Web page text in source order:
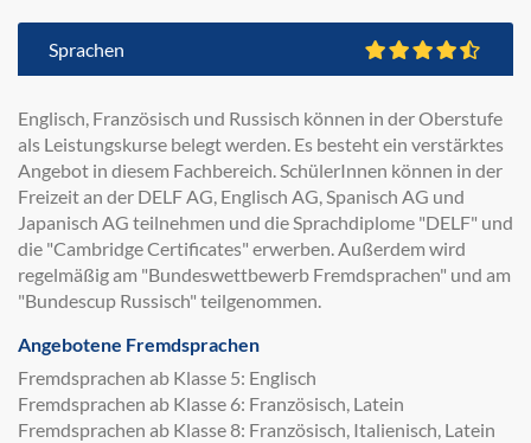
Sprachen
Englisch, Französisch und Russisch können in der Oberstufe
als Leistungskurse belegt werden. Es besteht ein verstärktes
Angebot in diesem Fachbereich. SchülerInnen können in der
Freizeit an der DELF AG, Englisch AG, Spanisch AG und
Japanisch AG teilnehmen und die Sprachdiplome "DELF" und
die "Cambridge Certificates" erwerben. Außerdem wird
regelmäßig am "Bundeswettbewerb Fremdsprachen" und am
"Bundescup Russisch" teilgenommen.
Angebotene Fremdsprachen
Fremdsprachen ab Klasse 5: Englisch
Fremdsprachen ab Klasse 6: Französisch, Latein
Fremdsprachen ab Klasse 8: Französisch, Italienisch, Latein